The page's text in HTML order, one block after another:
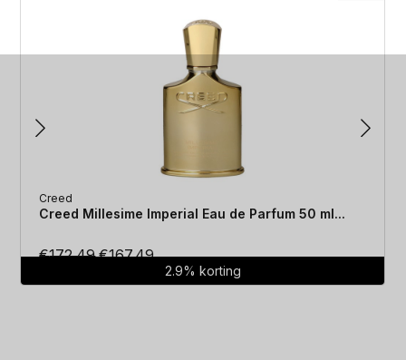
Creed
Creed Millesime Imperial Eau de Parfum 50 ml...
€172.49Oorspronkelijke
€167.49Huidige
prijs
2.9% korting